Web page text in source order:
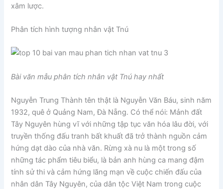
xâm lược.
Phân tích hình tượng nhân vật Tnú
Bài văn mẫu phân tích nhân vật Tnú hay nhất
Nguyễn Trung Thành tên thật là Nguyễn Văn Báu, sinh năm
1932, quê ở Quảng Nam, Đà Nẵng. Có thể nói: Mảnh đất
Tây Nguyên hùng vĩ với những tập tục văn hóa lâu đời, với
truyền thống đấu tranh bất khuất đã trở thành nguồn cảm
hứng dạt dào của nhà văn. Rừng xà nu là một trong số
những tác phẩm tiêu biểu, là bản anh hùng ca mang đậm
tính sử thi và cảm hứng lãng mạn về cuộc chiến đấu của
nhân dân Tây Nguyên, của dân tộc Việt Nam trong cuộc